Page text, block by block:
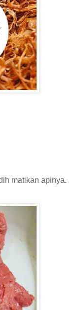
matikan apinya.